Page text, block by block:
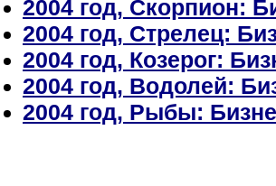
2004 год, Скорпион:
2004 год, Стрелец:
2004 год, Козерог:
2004 год, Водолей:
2004 год, Рыбы: